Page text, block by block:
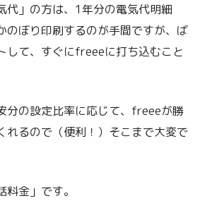
代」の方は、1年分の電気代明細
のぼり印刷するのが手間ですが、ば
して、すぐにfreeeに打ち込むこと
分の設定比率に応じて、freeeが勝
れるので（便利！）そこまで大変で
金」です。